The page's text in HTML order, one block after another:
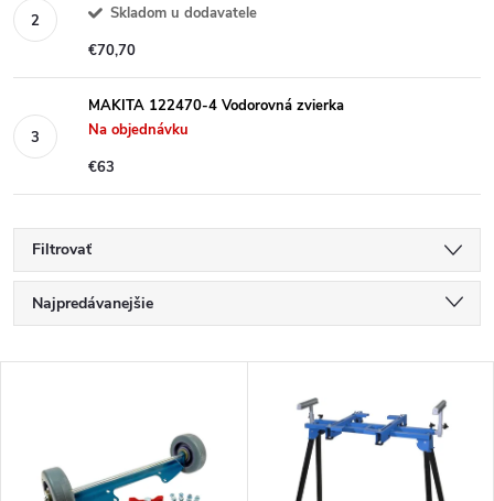
Skladom u dodavatele
€70,70
MAKITA 122470-4 Vodorovná zvierka
Na objednávku
€63
Filtrovať
R
a
Najpredávanejšie